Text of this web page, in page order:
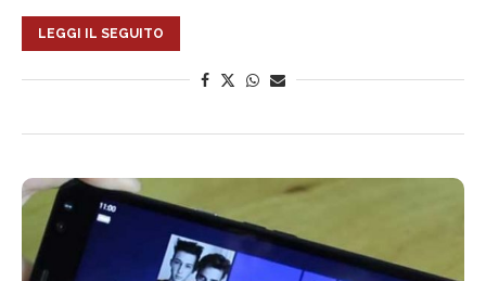
LEGGI IL SEGUITO